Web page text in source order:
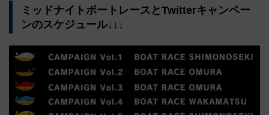
ミッドナイトボートレースとTwitterキャンペー
ンのスケジュール↓↓↓